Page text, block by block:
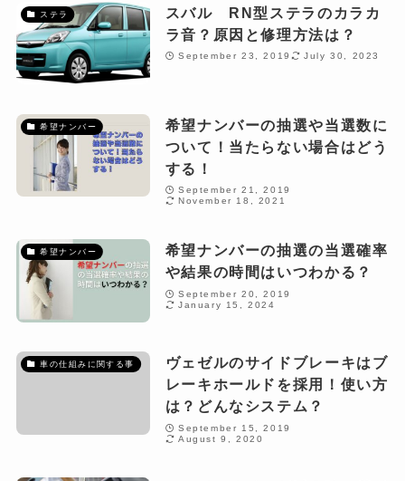
ステラ
スバル RN型ステラのカラカ
ラ音？原因と修理方法は？
September 23, 2019 July 30, 2023
希望ナンバー
希望ナンバーの抽選や当選数に
ついて！当たらない場合はどう
する！
September 21, 2019
November 18, 2021
希望ナンバー
希望ナンバーの抽選の当選確率
や結果の時間はいつわかる？
September 20, 2019
January 15, 2024
車の仕組みに関する事
ヴェゼルのサイドブレーキはブ
レーキホールドを採用！使い方
は？どんなシステム？
September 15, 2019
August 9, 2020